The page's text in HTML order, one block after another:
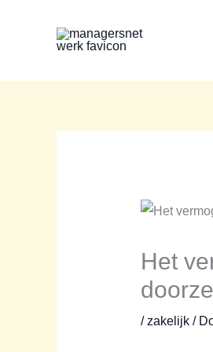
inhoud
Het
/zakelijk/